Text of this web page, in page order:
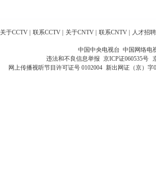
关于CCTV 联系CCTV 关于CNTV 联系CNTV 人才招聘
中国中央电视台 中国网络电
违法和不良信息举报 京ICP证060535号
网上传播视听节目许可证号 0102004 新出网证（京）